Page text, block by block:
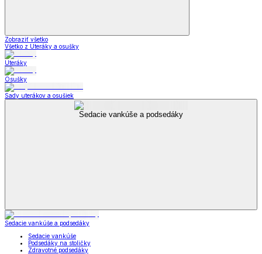
Zobraziť všetko
Všetko z Uteráky a osušky
Uteráky
Osušky
Sady uterákov a osušiek
Sedacie vankúše a podsedáky
Sedacie vankúše a podsedáky
Sedacie vankúše
Podsedáky na stoličky
Zdravotné podsedáky